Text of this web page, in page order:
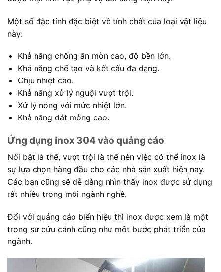
Một số đặc tính đặc biệt về tính chất của loại vật liệu
này:
Khả năng chống ăn mòn cao, độ bền lớn.
Khả năng chế tạo và kết cấu đa dạng.
Chịu nhiệt cao.
Khả năng xử lý nguội vượt trội.
Xử lý nóng với mức nhiệt lớn.
Khả năng dát mỏng cao.
Ứng dụng inox 304 vào quảng cáo
Nổi bật là thế, vượt trội là thế nên việc có thể inox là
sự lựa chọn hàng đầu cho các nhà sản xuất hiện nay.
Các bạn cũng sẽ dễ dàng nhìn thấy inox được sử dụng
rất nhiều trong mỗi ngành nghề.
Đối với quảng cáo biển hiệu thì inox được xem là một
trong sự cứu cánh cũng như một bước phát triển của
ngành.